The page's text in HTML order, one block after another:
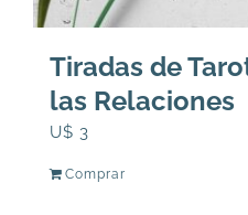
Tiradas de
las Relaciones
U$ 3
Comprar